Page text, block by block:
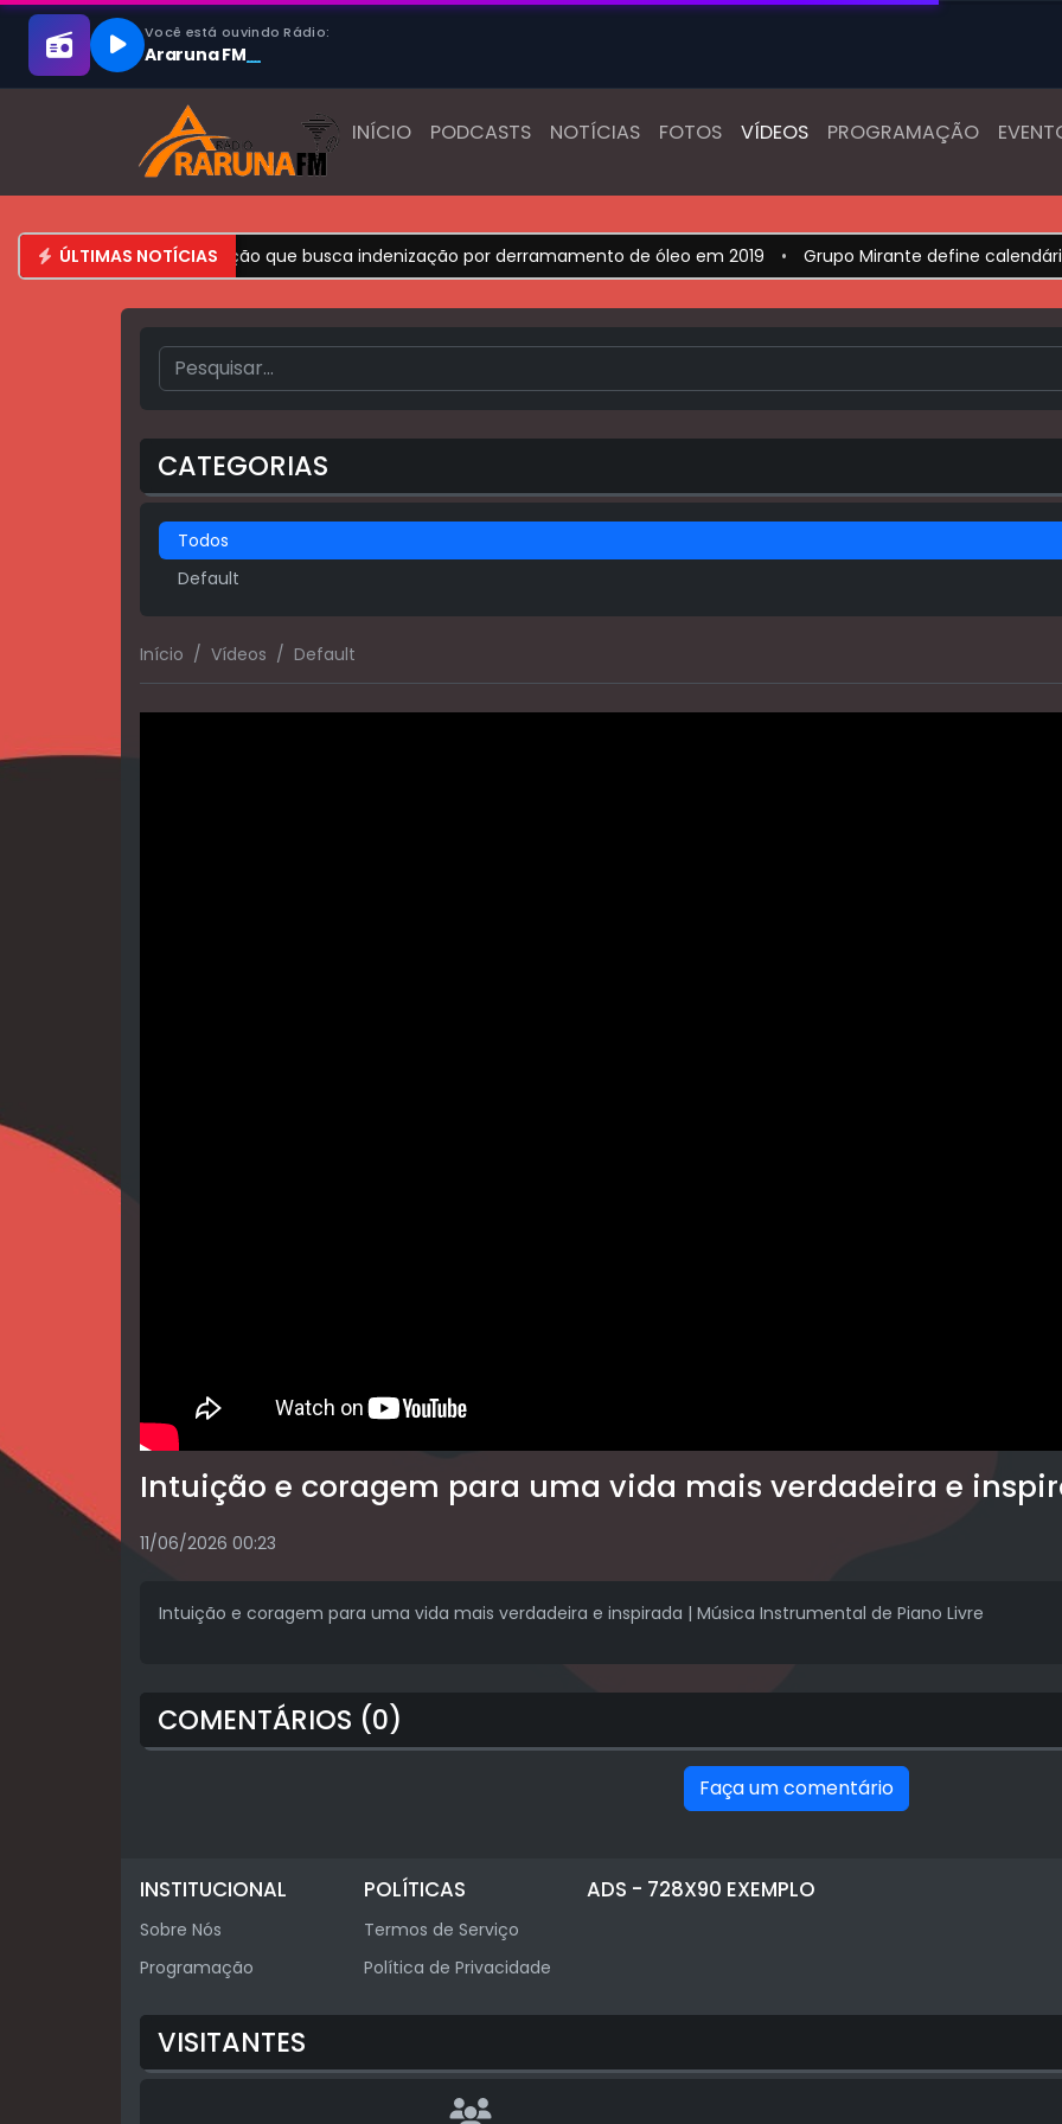
INÍCIO PODCASTS NOTÍCIAS FOTOS VÍDEOS PROGRAMAÇÃO
ÚLTIMAS NOTÍCIAS
se cadastrar em ação que busca indenização por derramamento de óleo em 2019 • Grupo Mirante define calendário
CATEGORIAS
Todos
Default
Início Vídeos Default
Intuição e coragem para uma vida mais verdadeira e
11/06/2026 00:23
Intuição e coragem para uma vida mais verdadeira e inspirada | Música Instrumental de Piano Livre
COMENTÁRIOS (0)
Faça um comentário
INSTITUCIONAL
Sobre Nós
Programação
POLÍTICAS
Termos de Serviço
Política de Privacidade
ADS - 728X90 EXEMPLO
VISITANTES